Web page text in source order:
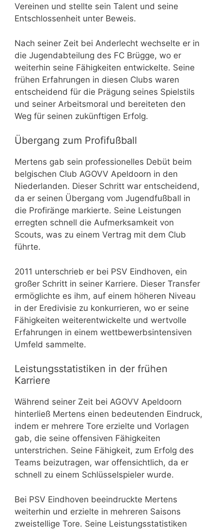
Vereinen und stellte sein Talent und seine
Entschlossenheit unter Beweis.
Nach seiner Zeit bei Anderlecht wechselte er in
die Jugendabteilung des FC Brügge, wo er
weiterhin seine Fähigkeiten entwickelte. Seine
frühen Erfahrungen in diesen Clubs waren
entscheidend für die Prägung seines Spielstils
und seiner Arbeitsmoral und bereiteten den
Weg für seinen zukünftigen Erfolg.
Übergang zum Profifußball
Mertens gab sein professionelles Debüt beim
belgischen Club AGOVV Apeldoorn in den
Niederlanden. Dieser Schritt war entscheidend,
da er seinen Übergang vom Jugendfußball in
die Profiränge markierte. Seine Leistungen
erregten schnell die Aufmerksamkeit von
Scouts, was zu einem Vertrag mit dem Club
führte.
2011 unterschrieb er bei PSV Eindhoven, ein
großer Schritt in seiner Karriere. Dieser Transfer
ermöglichte es ihm, auf einem höheren Niveau
in der Eredivisie zu konkurrieren, wo er seine
Fähigkeiten weiterentwickelte und wertvolle
Erfahrungen in einem wettbewerbsintensiven
Umfeld sammelte.
Leistungsstatistiken in der frühen
Karriere
Während seiner Zeit bei AGOVV Apeldoorn
hinterließ Mertens einen bedeutenden Eindruck,
indem er mehrere Tore erzielte und Vorlagen
gab, die seine offensiven Fähigkeiten
unterstrichen. Seine Fähigkeit, zum Erfolg des
Teams beizutragen, war offensichtlich, da er
schnell zu einem Schlüsselspieler wurde.
Bei PSV Eindhoven beeindruckte Mertens
weiterhin und erzielte in mehreren Saisons
zweistellige Tore. Seine Leistungsstatistiken